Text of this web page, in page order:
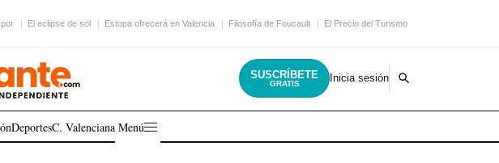
El eclipse de sol Estopa ofrecerá en Valencia Filosofía de Foucault El Precio del Turismo
SUSCRÍBETE
GRATIS Inicia sesión
DeportesC. Valenciana Menú